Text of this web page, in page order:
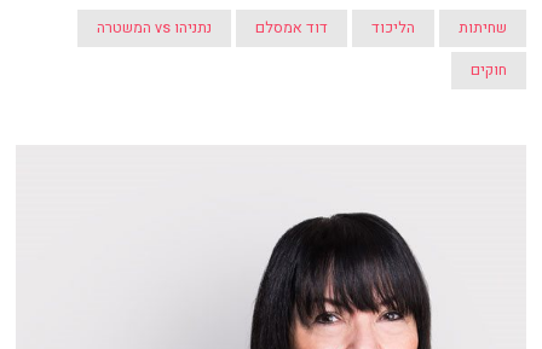
שחיתות הליכוד דוד אמסלם
נתניהו vs המשטרה
חוקים